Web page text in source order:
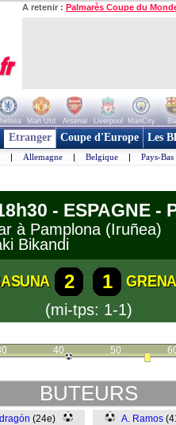
A retenir : Palmarès Coupe du
Man Utd Arsenal Liverpool ManCity
Etranger Coupe d'Europe Les
| Allemagne | Belgique | Pays-Bas
- ESPAGNE -
à Pamplona
Bikandi
2 1
(mi-tps: 1-1)
40 50
BUTEURS
(24e)
A. Ramos